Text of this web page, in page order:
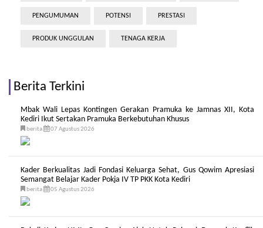
PENGUMUMAN POTENSI PRESTASI
PRODUK UNGGULAN TENAGA KERJA
Berita Terkini
Mbak Wali Lepas Kontingen Gerakan Pramuka ke Jamnas XII, Kota
Kediri Ikut Sertakan Pramuka Berkebutuhan Khusus
berita 07 Agustus 2026
Kader Berkualitas Jadi Fondasi Keluarga Sehat, Gus Qowim Apresiasi
Semangat Belajar Kader Pokja IV TP PKK Kota Kediri
berita 05 Agustus 2026